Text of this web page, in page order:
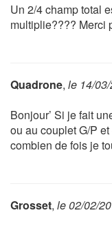
Un 2/4 champ total
multiplie???? Merci
Quadrone, le 14/
Bonjour’ Si je fait
ou au couplet G/P et
combien de fois je
Grosset, le 02/02/